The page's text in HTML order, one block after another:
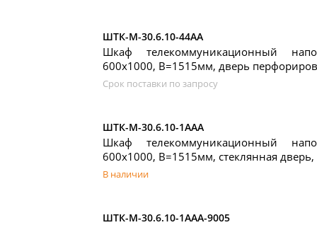
ШТК-М-30.6.10-44АА
Шкаф телекоммуникационный
600x1000, В=1515мм, дверь
Срок поставки по запросу
ШТК-М-30.6.10-1ААА
Шкаф телекоммуникационный
600x1000, В=1515мм, стеклянная
В наличии
ШТК-М-30.6.10-1ААА-9005